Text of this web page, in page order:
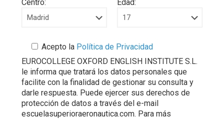
Centro: Edad:
Acepto la Política de Privacidad
EUROCOLLEGE OXFORD ENGLISH INSTITUTE S.L.
le informa que tratará los datos personales que
facilite con la finalidad de gestionar su consulta y
darle respuesta. Puede ejercer sus derechos de
protección de datos a través del e-mail
escuelasuperioraeronautica.com. Para más